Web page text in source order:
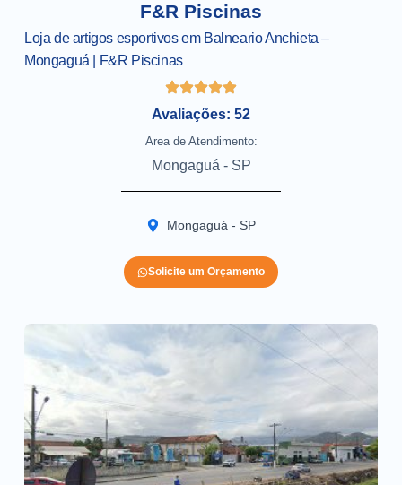
F&R Piscinas
Loja de artigos esportivos em Balneario Anchieta –
Mongaguá | F&R Piscinas
Avaliações: 52
Area de Atendimento:
Mongaguá - SP
Mongaguá - SP
Solicite um Orçamento